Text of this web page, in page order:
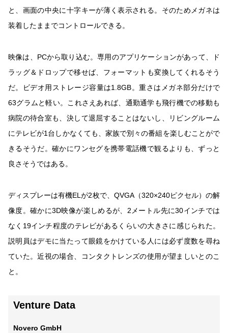
と、画面の中央に十字キーが薄く表示される。そのためメガネは
装着したままでコントロールできる。
映像は、PCから取り込む。専用のアプリケーションがあって、ド
ラッグ＆ドロップで移せば、フォーマットも変換してくれるそう
だ。ビデオ用ストレージ容量は1.8GB。重さはメガネ部分だけで
63グラムと軽い。これさえあれば、通勤通学も飛行機での移動も
病院の待合室も、決して退屈することはないし、リビングルーム
にテレビが1台しかなくても、家族で別々の番組を楽しむことがで
きるそうだ。確かにワンセグを携帯電話機で観るよりも、ずっと
良さそうではある。
ディスプレーは有機ELが2枚で、QVGA（320×240ピクセル）の解
像度。確かに3D映像が楽しめるが、2メートル先に30インチでは
なく19インチ程度のテレビがあるくらいの大きさに感じられた。
説明員はデモに当たって眼鏡をかけている人には必ず度数を尋ね
ていた。近視の場合、コンタクトレンズの使用が望ましいとのこ
と。
Venture Data
Novero GmbH